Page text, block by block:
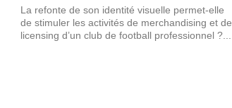
La refonte de son identité visuelle permet-elle
de stimuler les activités de merchandising et de
licensing d’un club de football professionnel ?...